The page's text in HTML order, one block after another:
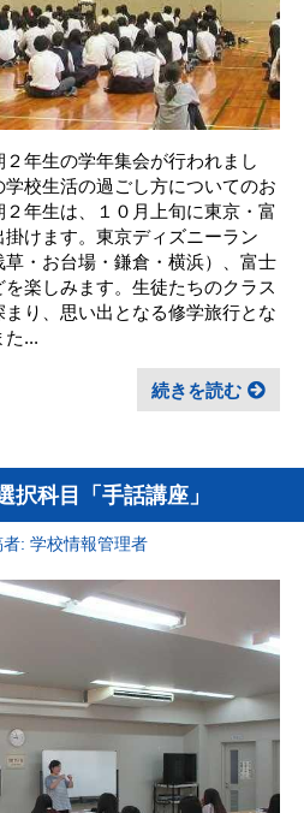
年生の学年集会が行われまし
校生活の過ごし方についてのお
年生は、１０月上旬に東京・富
けます。東京ディズニーラン
草・お台場・鎌倉・横浜）、富士
楽しみます。生徒たちのクラス
り、思い出となる修学旅行とな
た...
続きを読む
科目「手話講座」
者: 学校情報管理者